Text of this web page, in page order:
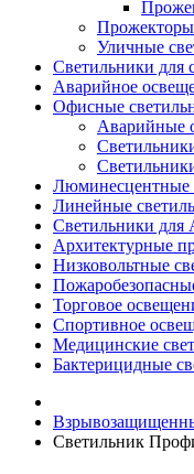
Уличные
Светильники для
Аварийное
Офисные
Аварийные
Люминесцентные
Линейные
Светильники для
Архитектурные
Низковольтные
Торговое
Спортивное
Медицинские
Бактерицидные
Светильник